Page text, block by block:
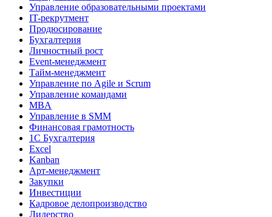
Управление образовательными проектами
IT-рекрутмент
Продюсирование
Бухгалтерия
Личностный рост
Event-менеджмент
Тайм-менеджмент
Управление по Agile и Scrum
Управление командами
MBA
Управление в SMM
Финансовая грамотность
1С Бухгалтерия
Excel
Kanban
Арт-менеджмент
Закупки
Инвестиции
Кадровое делопроизводство
Лидерство